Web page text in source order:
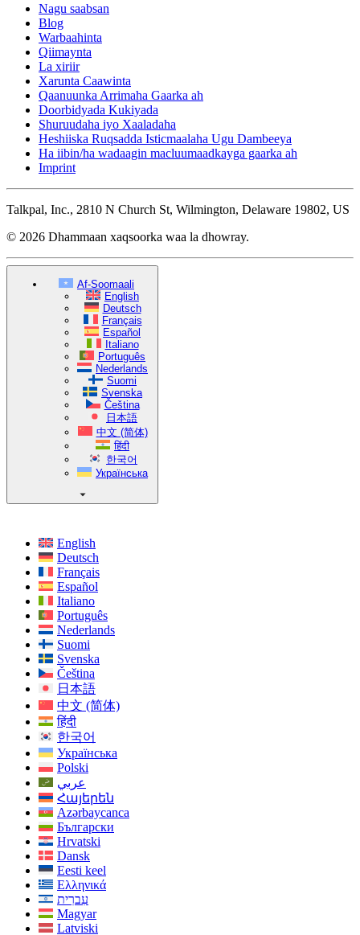
Nagu saabsan
Blog
Warbaahinta
Qiimaynta
La xiriir
Xarunta Caawinta
Qaanuunka Arrimaha Gaarka ah
Doorbidyada Kukiyada
Shuruudaha iyo Xaaladaha
Heshiiska Ruqsadda Isticmaalaha Ugu Dambeeya
Ha iibin/ha wadaagin macluumaadkayga gaarka ah
Imprint
Talkpal, Inc., 2810 N Church St, Wilmington, Delaware 19802, US
© 2026 Dhammaan xaqsoorka waa la dhowray.
Af-Soomaali
English
Deutsch
Français
Español
Italiano
Português
Nederlands
Suomi
Svenska
Čeština
日本語
中文 (简体)
हिंदी
한국어
Українська
English
Deutsch
Français
Español
Italiano
Português
Nederlands
Suomi
Svenska
Čeština
日本語
中文 (简体)
हिंदी
한국어
Українська
Polski
عربي
Հայերեն
Azərbaycanca
Български
Hrvatski
Dansk
Eesti keel
Ελληνικά
עִברִית
Magyar
Latviski